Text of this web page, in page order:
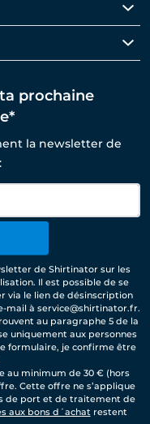
prochaine
la newsletter de
de Shirtinator sur les
Il est possible de se
via le lien de désinscription
mail à service@shirtinator.fr.
au paragraphe 5 de la
uniquement aux personnes
formulaire, je confirme être
au minimum de 30 € (hors
Cette offre ne s’applique
de port et de traitement de
aux bons d´achatrestent